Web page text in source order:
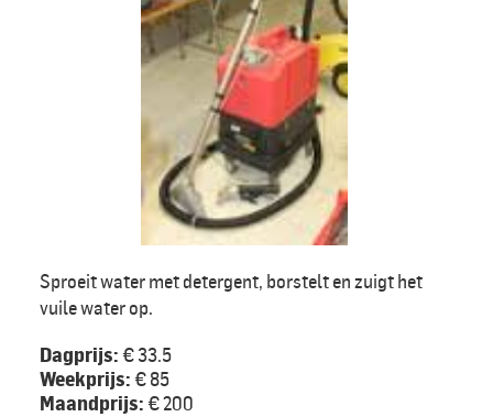
Sproeit water met detergent, borstelt en zuigt het
vuile water op.
Dagprijs: € 33.5
Weekprijs: € 85
Maandprijs: € 200